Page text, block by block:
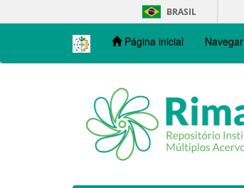
navigation
BRASIL
Página inicial Navegar